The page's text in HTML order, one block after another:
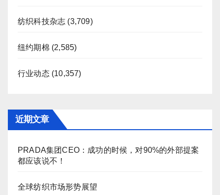
纺织科技杂志 (3,709)
纽约期棉 (2,585)
行业动态(10,357)
近期文章
PRADA集团CEO：成功的时候，对90%的外部提案
都应该说不！
全球纺织市场形势展望